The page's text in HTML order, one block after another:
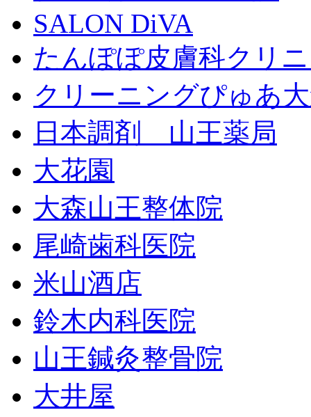
SALON DiVA
たんぽぽ皮膚科クリ
クリーニングぴゅあ
日本調剤 山王薬局
大花園
大森山王整体院
尾崎歯科医院
米山酒店
鈴木内科医院
山王鍼灸整骨院
大井屋